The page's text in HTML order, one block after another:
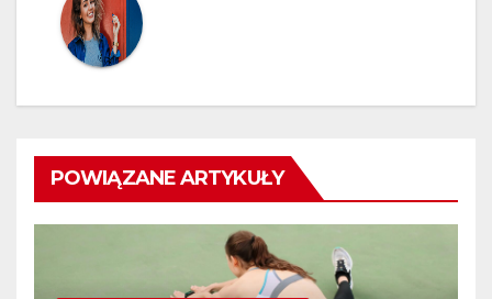
POWIĄZANE ARTYKUŁY